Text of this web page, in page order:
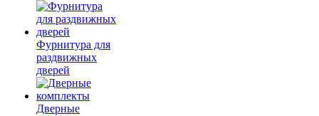
Фурнитура для
раздвижных
дверей
Дверные